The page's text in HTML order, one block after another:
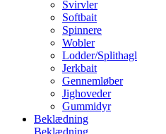
Svirvler
Softbait
Spinnere
Wobler
Lodder/Splithagl
Jerkbait
Gennemløber
Jighoveder
Gummidyr
Beklædning
Beklædning